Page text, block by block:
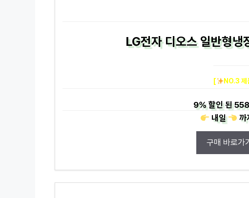
LG전자 디오스 일반형
[ NO.3 제
9%할인 된
내일
까
구매 바로가